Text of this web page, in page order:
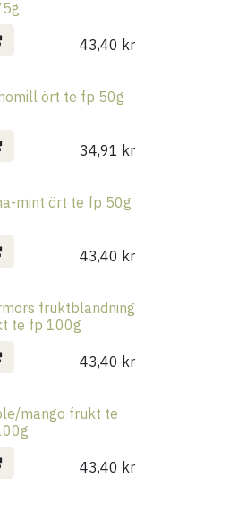
43,40 kr
ört te fp 50g
34,91 kr
mint ört te fp 50g
43,40 kr
fruktblandning
te fp 100g
43,40 kr
mango frukt te
43,40 kr